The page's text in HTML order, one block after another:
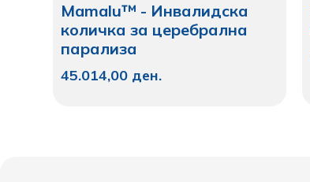
Mamalu™ - Инвалидска
количка за церебрална
парализа
45.014,00 ден.